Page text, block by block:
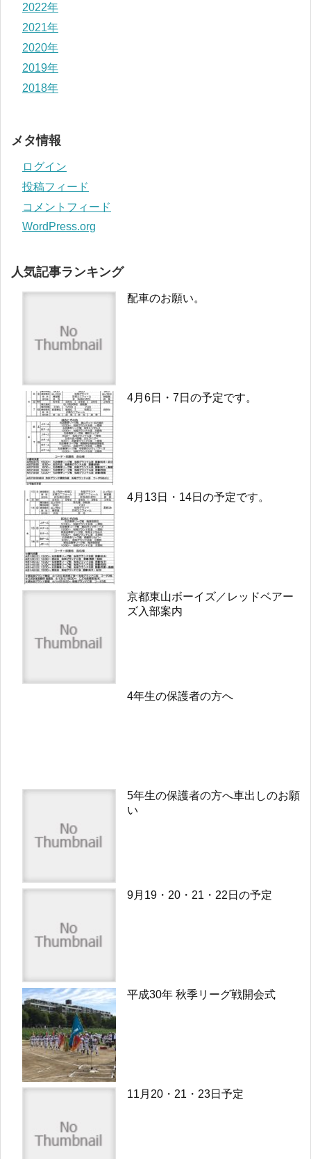
2022年
2021年
2020年
2019年
2018年
メタ情報
ログイン
投稿フィード
コメントフィード
WordPress.org
人気記事ランキング
配車のお願い。
4月6日・7日の予定です。
4月13日・14日の予定です。
京都東山ボーイズ／レッドベアー
ズ入部案内
4年生の保護者の方へ
5年生の保護者の方へ車出しのお願
い
9月19・20・21・22日の予定
平成30年 秋季リーグ戦開会式
11月20・21・23日予定